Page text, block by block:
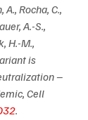
Rocha, C.,
A.-S.,
H.-M.,
is
–
Cell
.